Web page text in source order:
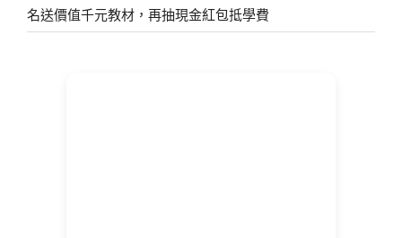
名送價值千元教材，再抽現金紅包抵學費